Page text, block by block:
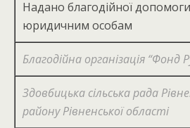
Надано благодійної допомоги
юридичним особам
Благодійна організація “Фонд
Здовбицька сільська рада
району Рівненської області